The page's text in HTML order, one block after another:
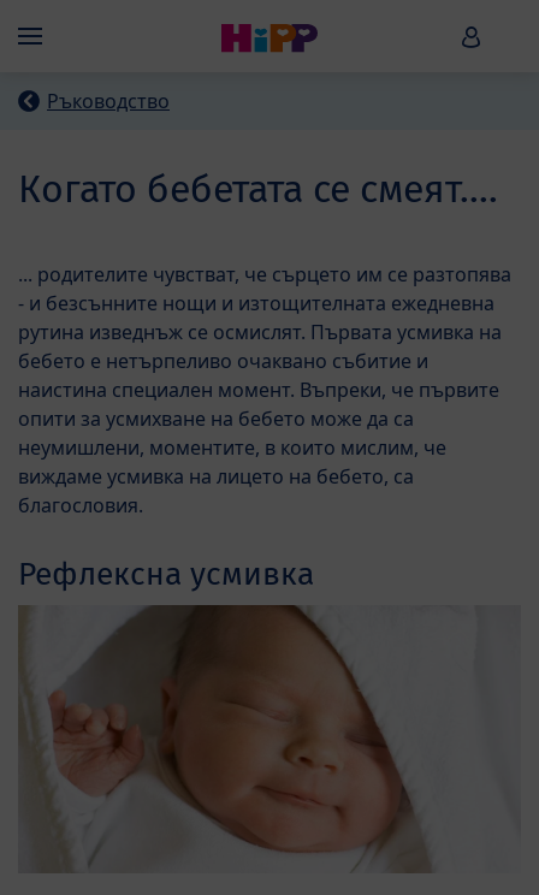
Menü HiPP
Ръководство
Когато бебетата се смеят....
... родителите чувстват, че сърцето им се разтопява
- и безсънните нощи и изтощителната ежедневна
рутина изведнъж се осмислят. Първата усмивка на
бебето е нетърпеливо очаквано събитие и
наистина специален момент. Въпреки, че първите
опити за усмихване на бебето може да са
неумишлени, моментите, в които мислим, че
виждаме усмивка на лицето на бебето, са
благословия.
Рефлексна усмивка